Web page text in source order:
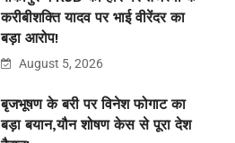
करीबीशक्ति यादव पर भाई वीरेंदर का
बड़ा आरोप!
August 5, 2026
बृजभूषण के बरी पर विनेश फोगाट का
बड़ा बयान,यौन शोषण केस से पूरा देश